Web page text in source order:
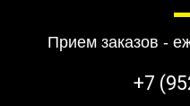
Прием заказов -
+7